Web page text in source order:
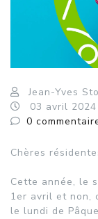
Jean-Yves
03 avril 2024
0
Chères
Cette année, le
1er avril et non,
le lundi de